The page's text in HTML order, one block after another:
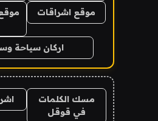
موقع اشراقات
اركان سياحة
مسك الكلمات
في قوقل